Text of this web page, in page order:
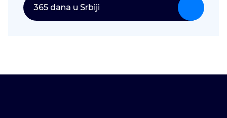
365 dana u Srbiji